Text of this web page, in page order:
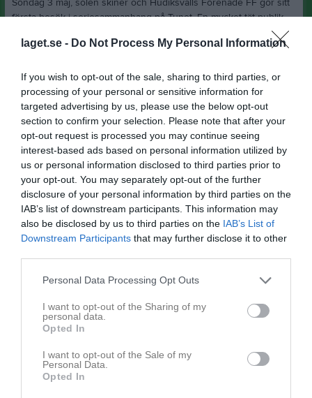
laget.se - Do Not Process My Personal Information
If you wish to opt-out of the sale, sharing to third parties, or
processing of your personal or sensitive information for
targeted advertising by us, please use the below opt-out
section to confirm your selection. Please note that after your
opt-out request is processed you may continue seeing
interest-based ads based on personal information utilized by
us or personal information disclosed to third parties prior to
your opt-out. You may separately opt-out of the further
disclosure of your personal information by third parties on the
IAB’s list of downstream participants. This information may
also be disclosed by us to third parties on the IAB’s List of
Downstream Participants that may further disclose it to other
Personal Data Processing Opt Outs
I want to opt-out of the Sharing of my
personal data.
Opted In
I want to opt-out of the Sale of my
Personal Data.
Opted In
Söndag 3 maj, solen skiner och Hudiksvalls Förenade FF gör sitt
första besök i seriesammanhang på Tunet. En mycket tät publik
planen och det är HuFF's planhalva som det spelas på. Tyvärr
skapas inga riktigt vassa lägen. Däremot är det gästerna som
kommer runt på högerkanten och kan slå in bollen och vårdat ta
ledningen med 1-0, detta i matchminut 23'. Näsviken samlar sig
efter baklängesmålet och Leo Palm kan med pannan kvittera till 1-
1, detta i matchminut 31'. Sedan är det två stycken skador som stör
Näsvikens spel när Tobbe Johansson och Lasse Larsson tvingas
utgå. HuFF kan ta tag i spelet och utnyttja den omställning som
blir följden efter dessa byten och utöka sin ledning till 2-1 i
matchminut 37'. Resultatet 2-1 till gästerna står sig till halvtidsvila.
Dom följande 45 minuterna innehåller ett ganska tufft derbyspel
ordinarie minuter. Chanserna finns, men närmare än så kommer
inga misstag, 3-1 till gästerna och drabbningen på Tunet är över.
Dagens segrare hinner även med att utöka till 4-1 i den 97e
Nikenligan
3p Aram Khalil